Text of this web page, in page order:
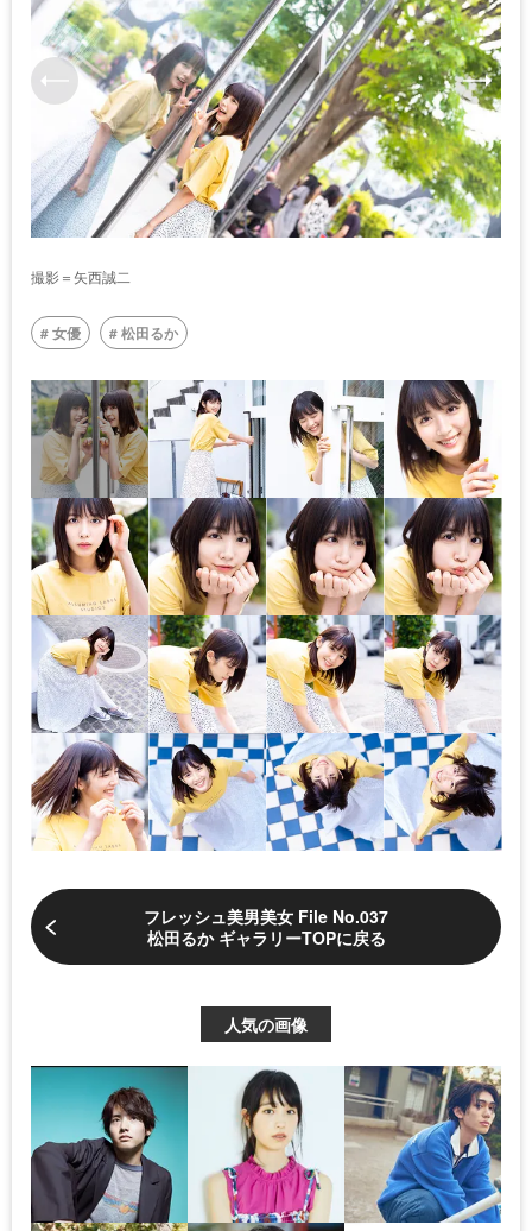
撮影＝矢西誠二
女優 松田るか
フレッシュ美男美女 File No.037
松田るか ギャラリーTOPに戻る
人気の画像